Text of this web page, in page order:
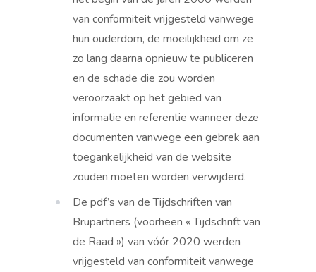
van conformiteit vrijgesteld vanwege
hun ouderdom, de moeilijkheid om ze
zo lang daarna opnieuw te publiceren
en de schade die zou worden
veroorzaakt op het gebied van
informatie en referentie wanneer deze
documenten vanwege een gebrek aan
toegankelijkheid van de website
zouden moeten worden verwijderd.
De pdf’s van de Tijdschriften van
Brupartners (voorheen « Tijdschrift van
de Raad ») van vóór 2020 werden
vrijgesteld van conformiteit vanwege